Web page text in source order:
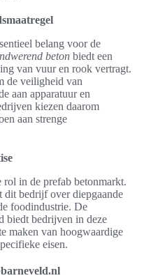
belang voor de
beton biedt een
van vuur en rook vertragt.
de veiligheid van
aan apparatuur en
kiezen daarom
aan strenge
rol in de prefab betonmarkt.
dit bedrijf over diepgaande
foodindustrie. De
biedt bedrijven in deze
maken van hoogwaardige
eisen.